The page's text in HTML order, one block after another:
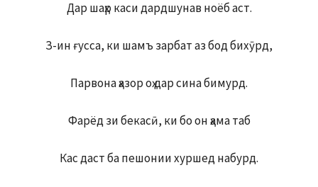
Дар шаҳр каси дардшунав ноёб аст.
З-ин ғусса, ки шамъ зарбат аз бод бихӯрд,
Парвона ҳазор оҳ дар сина бимурд.
Фарёд зи бекасӣ, ки бо он ҳама таб
Кас даст ба пешонии хуршед набурд.